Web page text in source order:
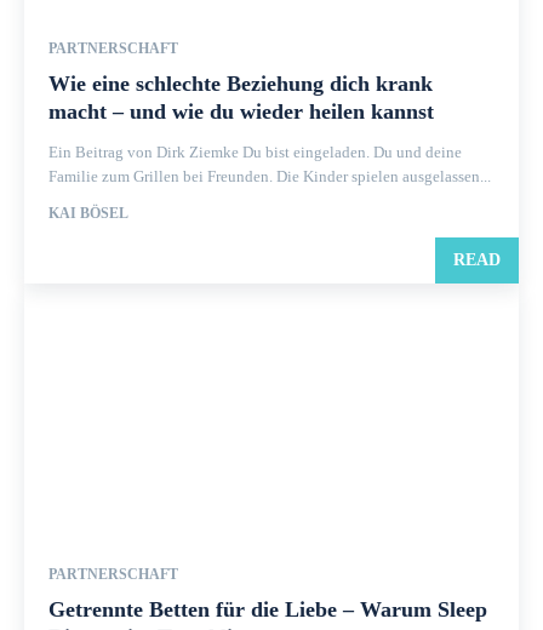
PARTNERSCHAFT
Wie eine schlechte Beziehung dich krank
macht – und wie du wieder heilen kannst
Ein Beitrag von Dirk Ziemke Du bist eingeladen. Du und deine
Familie zum Grillen bei Freunden. Die Kinder spielen ausgelassen...
KAI BÖSEL
READ
PARTNERSCHAFT
Getrennte Betten für die Liebe – Warum Sleep